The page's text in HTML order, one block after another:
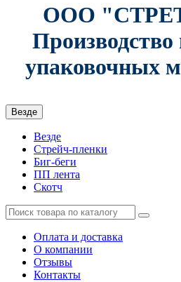
ООО
упаковочных
Везде
Везде
Стрейч-пленки
Биг-беги
ПП лента
Скотч
Оплата и доставка
О компании
Отзывы
Контакты